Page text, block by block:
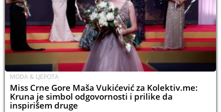
MODA & LJEPOTA
Miss Crne Gore Maša Vukićević za Kolektiv.me:
Kruna je simbol odgovornosti i prilike da
inspirišem druge